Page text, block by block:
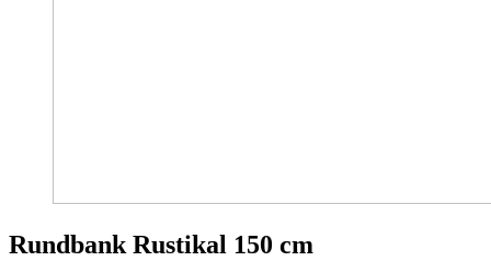
Rundbank Rustikal 150 cm